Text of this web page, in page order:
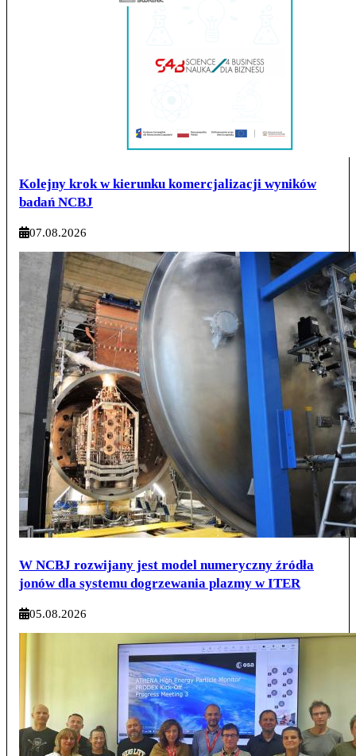
Kolejny krok w kierunku komercjalizacji wyników
badań NCBJ
07.08.2026
W NCBJ rozwijany jest model numeryczny źródła
jonów dla systemu dogrzewania plazmy w ITER
05.08.2026